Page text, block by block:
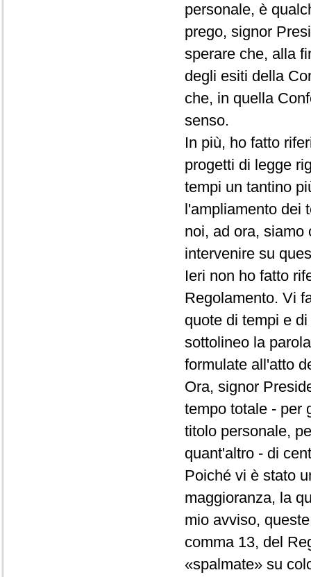
personale, è
prego, signor
sperare che, alla
degli esiti della
che, in quella
senso.
In più, ho fatto
progetti di legge
tempi un tantino
l'ampliamento dei
noi, ad ora, siamo
intervenire su
Ieri non ho fatto
Regolamento. Vi
quote di tempi e
sottolineo la
formulate all'atto
Ora, signor
tempo totale - per
titolo personale,
quant'altro - di
Poiché vi è stato
maggioranza, la
mio avviso,
comma 13, del
«spalmate» su